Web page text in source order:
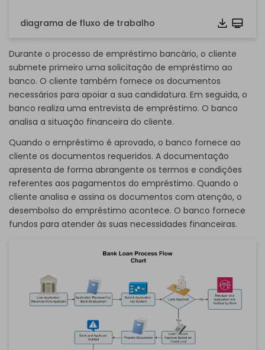
aberto.
Se você ainda não possui o
gratuitamente
através do link abaixo.
Também é possíveltestar gratuitamente o EdrawMax
link abaixo.
diagrama de fluxo de trabalho
Durante o processo de empréstimo bancário, o cliente
submete primeiro uma solicitação de empréstimo ao
banco. O cliente também fornece os documentos
necessários para apoiar a sua candidatura. Em seguida, o
banco realiza uma entrevista de empréstimo. O banco
analisa a situação financeira do cliente.
Quando o empréstimo é aprovado, o banco fornece ao
cliente os documentos requeridos. A documentação
apresenta de forma abrangente os termos e condições
referentes aos pagamentos do empréstimo. Quando o
cliente analisa e assina os documentos com atenção, o
desembolso do empréstimo acontece. O banco fornece
fundos para atender às suas necessidades financeiras.